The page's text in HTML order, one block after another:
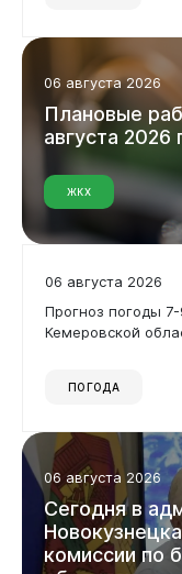
Бизнесу
06 августа 2026
Плановые
августа 2026
ЖКХ
06 августа 2026
Прогноз погоды
Кемеровской
ПОГОДА
06 августа 2026
Сегодняв
Новокузнецка
комиссии по